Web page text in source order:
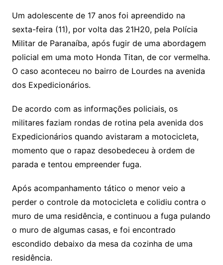
Um adolescente de 17 anos foi apreendido na
sexta-feira (11), por volta das 21H20, pela Polícia
Militar de Paranaíba, após fugir de uma abordagem
policial em uma moto Honda Titan, de cor vermelha.
O caso aconteceu no bairro de Lourdes na avenida
dos Expedicionários.
De acordo com as informações policiais, os
militares faziam rondas de rotina pela avenida dos
Expedicionários quando avistaram a motocicleta,
momento que o rapaz desobedeceu à ordem de
parada e tentou empreender fuga.
Após acompanhamento tático o menor veio a
perder o controle da motocicleta e colidiu contra o
muro de uma residência, e continuou a fuga pulando
o muro de algumas casas, e foi encontrado
escondido debaixo da mesa da cozinha de uma
residência.